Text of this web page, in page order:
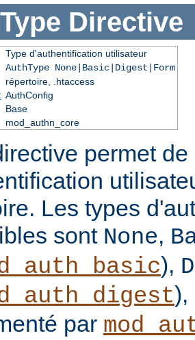
Directive
Type d'authentification utilisateur
AuthType None|Basic|Digest|Form
répertoire, .htaccess
AuthConfig
Base
mod_authn_core
permet
Les types
sont None,
),
par